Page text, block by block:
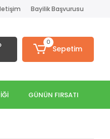
Bayilik Başvurusu
0
Sepetim
GÜNÜN FIRSATI